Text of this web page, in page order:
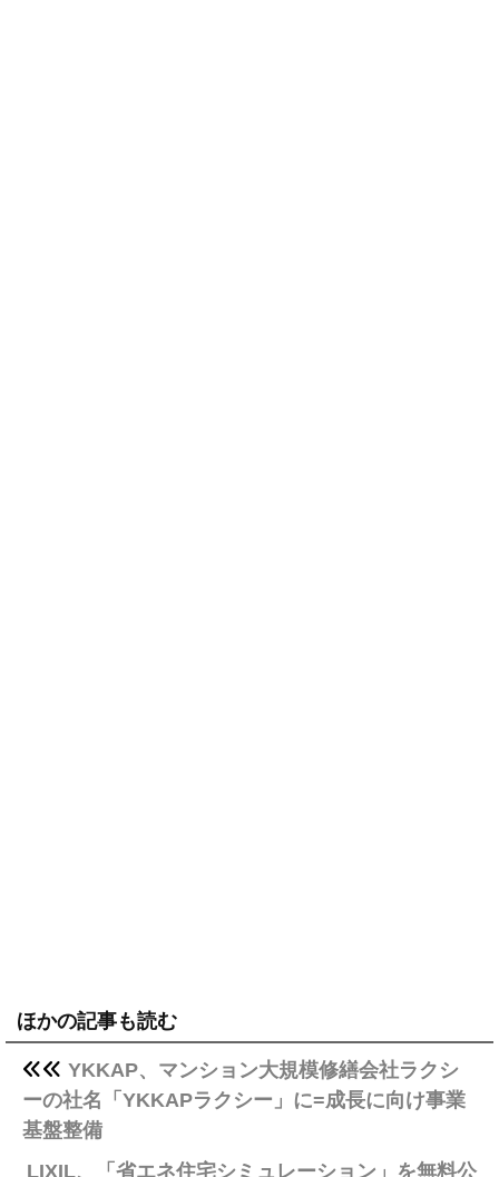
ほかの記事も読む
YKKAP、マンション大規模修繕会社ラクシ
ーの社名「YKKAPラクシー」に=成長に向け事業
基盤整備
LIXIL、「省エネ住宅シミュレーション」を無料公